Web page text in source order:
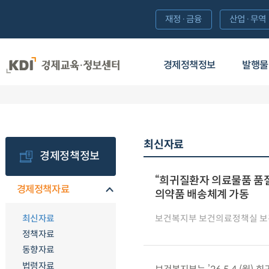
경제정책정보 발행물
재정·금융 산업·무역
경제정책정보
경제정책자료
최신자료
정책자료
동향자료
법령자료
최신자료
“희귀질환자 의료물품
의약품 배송체계 가동
보건복지부 보건의료정책실